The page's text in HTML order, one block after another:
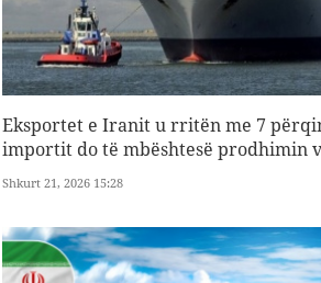
Eksportet e Iranit u rritën me 7
importit do të mbështesë prodhimin
Shkurt 21, 2026 15:28